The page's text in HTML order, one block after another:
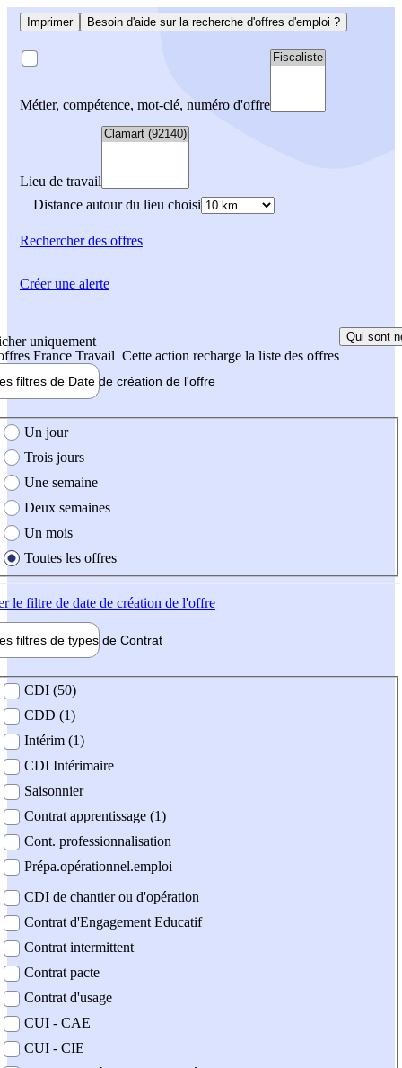
Imprimer Besoin d'aide sur la recherche d'offres d'emploi ?
Métier, compétence, mot-clé, numéro d'offre
Lieu de travail
Distance autour du lieu choisi
Rechercherdes offres
uniquement
France Travail Cette action recharge la liste des offres
Qui sont
filtres de Date de création de l'offre
création de l'offre
Un jour
Trois jours
Une semaine
Deux semaines
Un mois
Toutes les offres
le filtre de date de création de l'offre
filtres de types de Contrat
contrat
CDI (50)
CDD (1)
Intérim (1)
CDI Intérimaire
Saisonnier
Contrat apprentissage (1)
Cont. professionnalisation
Prépa.opérationnel.emploi
CDI de chantier ou d'opération
Contrat d'Engagement Educatif
Contrat intermittent
Contrat pacte
Contrat d'usage
CUI - CAE
CUI - CIE
Créer une alerte